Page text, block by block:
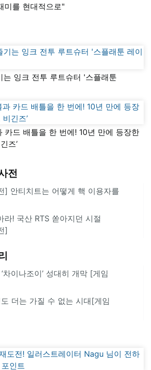
미를 현대적으로"
잉크 전투 루트슈터 '스플래툰
카드 배틀을 한 번에! 10년 만에 등장한
즈’
전
] 안티치트는 어떻게 핵 이용자를
라! 국산 RTS 쏟아지던 시절
]
차이나조이’ 성대히 개막 [게임
더는 가질 수 없는 시대[게임